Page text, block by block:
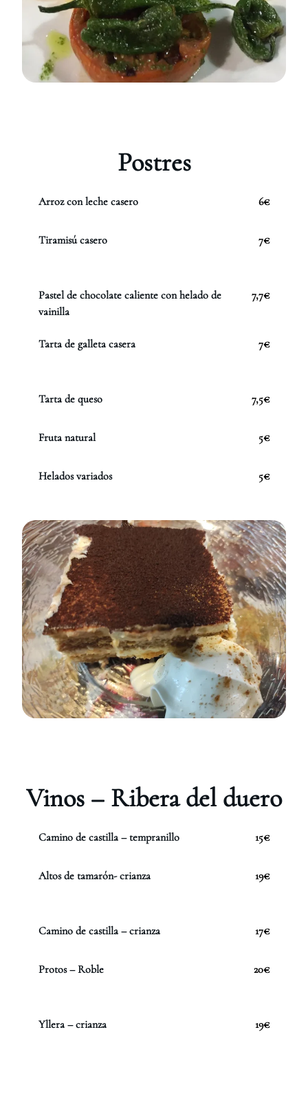
Postres
Arroz con leche casero 6€
Tiramisú casero 7€
Pastel de chocolate caliente con helado de
vainilla
7,7€
Tarta de galleta casera 7€
Tarta de queso 7,5€
Fruta natural 5€
Helados variados 5€
Vinos – Ribera del duero
Camino de castilla – tempranillo 15€
Altos de tamarón- crianza 19€
Camino de castilla – crianza 17€
Protos – Roble 20€
Yllera – crianza 19€